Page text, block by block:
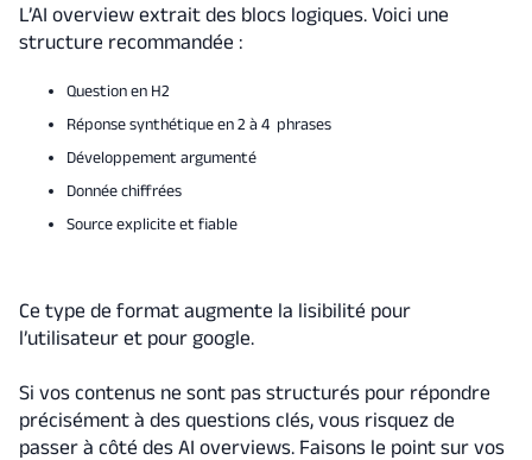
L’AI overview extrait des blocs logiques. Voici une
structure recommandée :
Question en H2
Réponse synthétique en 2 à 4 phrases
Développement argumenté
Donnée chiffrées
Source explicite et fiable
Ce type de format augmente la lisibilité pour
l’utilisateur et pour google.
Si vos contenus ne sont pas structurés pour répondre
précisément à des questions clés, vous risquez de
passer à côté des AI overviews. Faisons le point sur vos